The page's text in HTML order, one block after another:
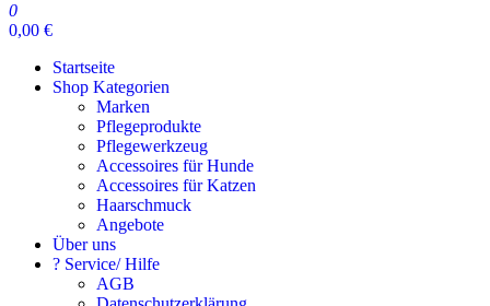
0
0,00 €
Startseite
Shop Kategorien
Marken
Pflegeprodukte
Pflegewerkzeug
Accessoires für Hunde
Accessoires für Katzen
Haarschmuck
Angebote
Über uns
? Service/ Hilfe
AGB